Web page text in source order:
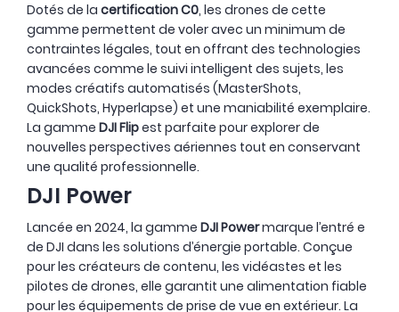
Dotés de la certification C0, les drones de cette
gamme permettent de voler avec un minimum de
contraintes légales, tout en offrant des technologies
avancées comme le suivi intelligent des sujets, les
modes créatifs automatisés (MasterShots,
QuickShots, Hyperlapse) et une maniabilité exemplaire.
La gamme DJI Flipest parfaite pour explorer de
nouvelles perspectives aériennes tout en conservant
une qualité professionnelle.
DJI Power
Lancée en 2024, la gamme DJI Powermarque l’entré e
de DJI dans les solutions d’énergie portable. Conçue
pour les créateurs de contenu, les vidéastes et les
pilotes de drones, elle garantit une alimentation fiable
pour les équipements de prise de vue en extérieur. La